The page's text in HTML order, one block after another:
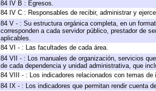
84 IV B : Egresos.
84 IV C : Responsables de recibir, administrar y
84 V - : Su estructura orgánica completa, en un
corresponden a cada servidor público, prestador de
aplicables.
84 VI - : Las facultades de cada área.
84 VII - : Los manuales de organización, servicios
de cada dependencia y unidad administrativa, que
84 VIII - : Los indicadores relacionados con temas
84 IX - : Los indicadores que permitan rendir cuenta